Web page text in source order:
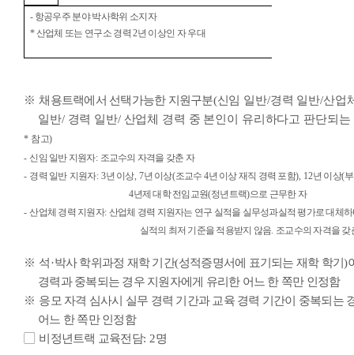
- 항공우주 분야 박사학위 소지자
*산업체 또는 연구소 경력2년 이상인 자 우대
※ 채용트랙에서 선택가능한 지원구분(신임 일반/경력 일반/산업
일반/ 경력 일반/ 산업체 경력 중 본인이 유리하다고 판단되는
* 참고)
- 신임 일반 지원자: 조교수의 자격을 갖춘 자
- 경력 일반 지원자: 3년 이상, 7년 이상(조교수 4년 이상 재직 경력 포함), 12년 이상(
4년제 대학전임교원(정년트랙)으로 근무한 자
-산업체 경력 지원자: 산업체 경력 지원자는 연구 실적을 실무성과실적 평가로 대체
실적의 최저 기준을 적용받지 않음. 조교수의 자격을 갖
※ 석·박사 학위과정 재학 기간(성적증명서에 표기되는 재학 학기)
경력과 중복되는 경우 지원자에게 유리한 어느 한 쪽만 인정함
※ 응모 자격 심사시 실무 경력 기간과 교육 경력 기간이 중복되는
어느 한 쪽만 인정함
비정년트랙 교육전담: 2명